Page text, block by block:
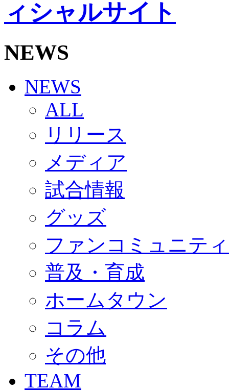
ビクトリーロード
HOMEGAME
観戦ルール＆マナー
Jリーグ運営管理規定
写真・動画使用ガイドライン
SCHEDULE
2026/27
練習見学時のファンサービスについて
TICKET
奈良クラブ明治安田J3リーグ2026/27シーズン試
奈良クラブ明治安田Ｊ3リーグ 2026/27シーズン「
観戦ルール＆マナー
2026/27ファンコミュニティ
サポートショップ
GOODS
オフィシャルストア（実店舗）
オンラインストア
ACADEMY
アカデミーについて
コーチ&スタッフ
ジュニア
ジュニアユース
ユース
練習拠点（ナラディーア）
SCHOOL
CLUB
パートナー募集
クラブ理念
サステナビリティ
Web制作支援
応援プロジェクト
NEWS
NEWS
ALL
リリース
メディア
試合情報
グッズ
ファンコミュニティ
普及・育成
ホームタウン
コラム
その他
TEAM